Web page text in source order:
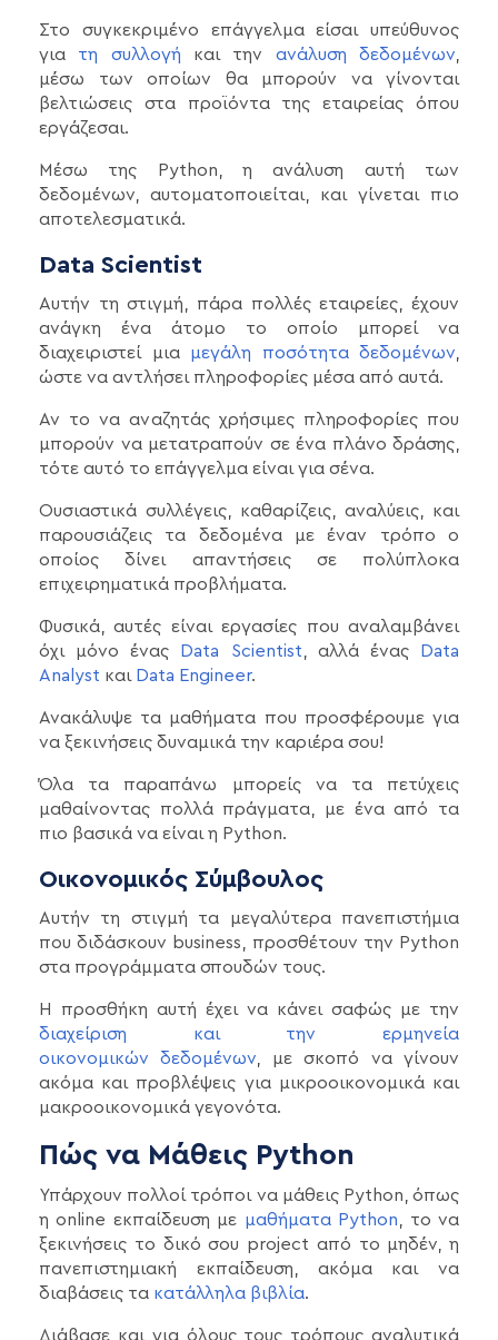
Στο συγκεκριμένο επάγγελμα είσαι υπεύθυνος
για τη συλλογή και την ανάλυση δεδομένων,
μέσω των οποίων θα μπορούν να γίνονται
βελτιώσεις στα προϊόντα της εταιρείας όπου
εργάζεσαι.
Μέσω της Python, η ανάλυση αυτή των
δεδομένων, αυτοματοποιείται, και γίνεται πιο
αποτελεσματικά.
Data Scientist
Αυτήν τη στιγμή, πάρα πολλές εταιρείες, έχουν
ανάγκη ένα άτομο το οποίο μπορεί να
διαχειριστεί μια μεγάλη ποσότητα δεδομένων,
ώστε να αντλήσει πληροφορίες μέσα από αυτά.
Αν το να αναζητάς χρήσιμες πληροφορίες που
μπορούν να μετατραπούν σε ένα πλάνο δράσης,
τότε αυτό το επάγγελμα είναι για σένα.
Ουσιαστικά συλλέγεις, καθαρίζεις, αναλύεις, και
παρουσιάζεις τα δεδομένα με έναν τρόπο ο
οποίος δίνει απαντήσεις σε πολύπλοκα
επιχειρηματικά προβλήματα.
Φυσικά, αυτές είναι εργασίες που αναλαμβάνει
όχι μόνο ένας
Data Scientist, αλλά ένας
Data
Analyst και Data Engineer.
Ανακάλυψε τα μαθήματα που προσφέρουμε για
να ξεκινήσεις δυναμικά την καριέρα σου!
Όλα τα παραπάνω μπορείς να τα πετύχεις
μαθαίνοντας πολλά πράγματα, με ένα από τα
πιο βασικά να είναι η Python.
Οικονομικός Σύμβουλος
Αυτήν τη στιγμή τα μεγαλύτερα πανεπιστήμια
που διδάσκουν business, προσθέτουν την Python
στα προγράμματα σπουδών τους.
Η προσθήκη αυτή έχει να κάνει σαφώς με την
διαχείριση και την ερμηνεία
οικονομικών δεδομένων, με σκοπό να γίνουν
ακόμα και προβλέψεις για μικροοικονομικά και
μακροοικονομικά γεγονότα.
Πώς να Μάθεις Python
Υπάρχουν πολλοί τρόποι να μάθεις Python, όπως
η online εκπαίδευση με μαθήματα Python, το να
ξεκινήσεις το δικό σου project από το μηδέν, η
πανεπιστημιακή εκπαίδευση, ακόμα και να
διαβάσεις τα κατάλληλα βιβλία.
Διάβασε και για όλους τους τρόπους αναλυτικά